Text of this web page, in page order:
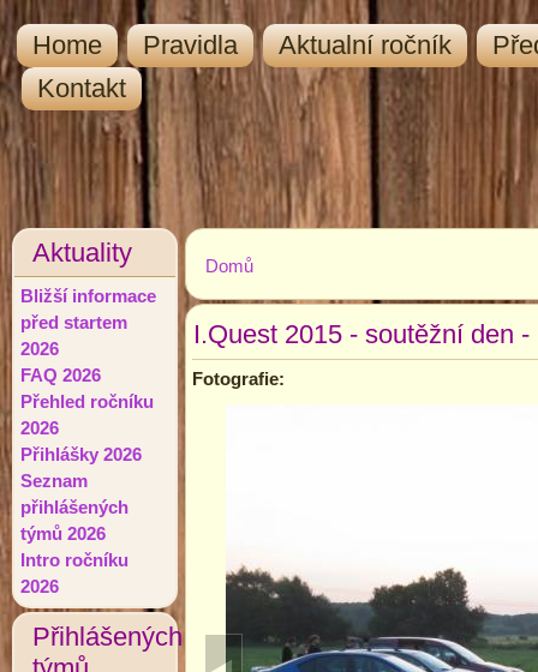
Home Pravidla Aktualní ročník
Kontakt
Aktuality
Bližší informace
před startem
2026
FAQ 2026
Přehled ročníku
2026
Přihlášky 2026
Seznam
přihlášených
týmů 2026
Intro ročníku
2026
Přihlášených
Jste zde
Domů
I.Quest 2015 - soutěžní den -
Fotografie: